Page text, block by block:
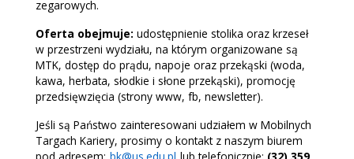
zegarowych.
Oferta obejmuje: udostępnienie stolika oraz krzeseł
w przestrzeni wydziału, na którym organizowane są
MTK, dostęp do prądu, napoje oraz przekąski (woda,
kawa, herbata, słodkie i słone przekąski), promocję
przedsięwzięcia (strony www, fb, newsletter).
Jeśli są Państwo zainteresowani udziałem w Mobilnych
Targach Kariery, prosimy o kontakt z naszym biurem